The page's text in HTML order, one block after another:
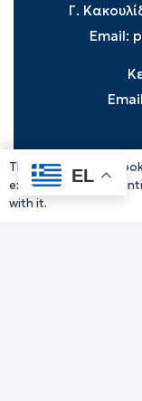
Γ.
Email:
EL
This website uses
experience. If you
with it.